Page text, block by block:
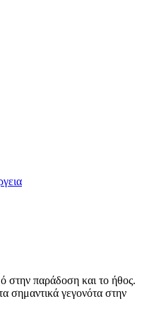
στην παράδοση και το ήθος.
σημαντικά γεγονότα στην